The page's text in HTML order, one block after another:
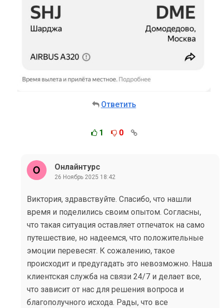
Ответить
1 0
Онлайнтурс
26 Ноябрь 2025 18:42
Виктория, здравствуйте. Спасибо, что нашли
время и поделились своим опытом. Согласны,
что такая ситуация оставляет отпечаток на само
путешествие, но надеемся, что положительные
эмоции перевесят. К сожалению, такое
происходит и предугадать это невозможно. Наша
клиентская служба на связи 24/7 и делает все,
что зависит от нас для решения вопроса и
благополучного исхода. Рады, что все